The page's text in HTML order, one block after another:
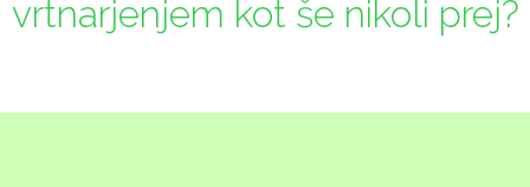
vrtnarjenjem kot še nikoli prej?